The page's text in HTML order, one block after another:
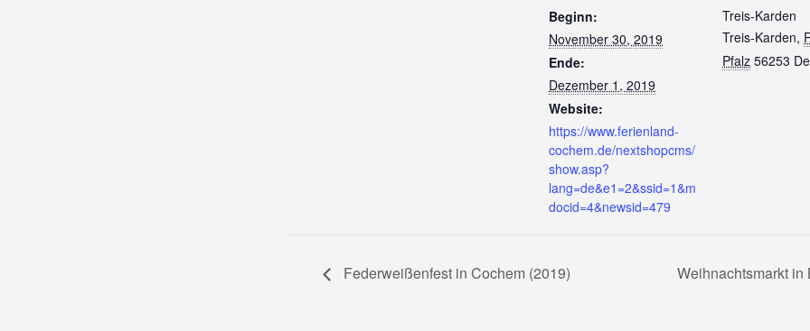
Beginn:
November 30, 2019
Ende:
Dezember 1, 2019
Website:
https://www.ferienland-
cochem.de/nextshopcms/
show.asp?
lang=de&e1=2&ssid=1&m
docid=4&newsid=479
Treis-Karden
Treis-Karden,
Pfalz 56253
Federweißenfest in Cochem (2019) Weihnachtsmarkt in